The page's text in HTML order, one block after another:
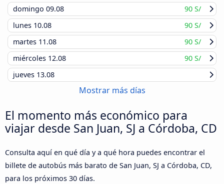
domingo 09.08
90 S/
lunes 10.08
90 S/
martes 11.08
90 S/
miércoles 12.08
90 S/
jueves 13.08
Mostrar más días
El momento más económico para
viajar desde San Juan, SJ a Córdoba, CD
Consulta aquí en qué día y a qué hora puedes encontrar el
billete de autobús más barato de San Juan, SJ a Córdoba, CD,
para los próximos 30 días.